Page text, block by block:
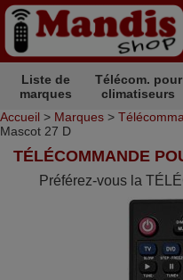
Liste de
marques
Télécom. pour
climatiseurs
Accueil > Marques >
Mascot 27 D
TÉLÉCOMMANDE
Préférez-vous la